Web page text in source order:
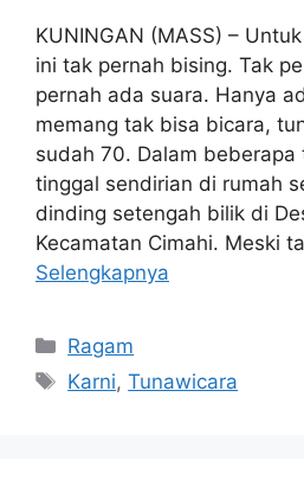
KUNINGAN (MASS) –
ini tak pernah bising. Tak
pernah ada suara. Hanya
memang tak bisa bicara,
sudah 70. Dalam beberapa
tinggal sendirian di rumah
dinding setengah bilik di
Kecamatan Cimahi. Meski
Selengkapnya
Kategori
Ragam
Tag
Karni,Tunawicara